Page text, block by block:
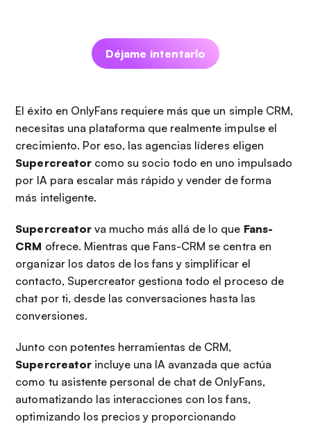
Déjame intentarlo
El éxito en OnlyFans requiere más que un simple CRM,
necesitas una plataforma que realmente impulse el
crecimiento. Por eso, las agencias líderes eligen
Supercreatorcomo su socio todo en uno impulsado
por IA para escalar más rápido y vender de forma
más inteligente.
Supercreatorva mucho más allá de lo que Fans-
CRM ofrece. Mientras que Fans-CRM se centra en
organizar los datos de los fans y simplificar el
contacto, Supercreator gestiona todo el proceso de
chat por ti, desde las conversaciones hasta las
conversiones.
Junto con potentes herramientas de CRM,
Supercreatorincluye una IA avanzada que actúa
como tu asistente personal de chat de OnlyFans,
automatizando las interacciones con los fans,
optimizando los precios y proporcionando